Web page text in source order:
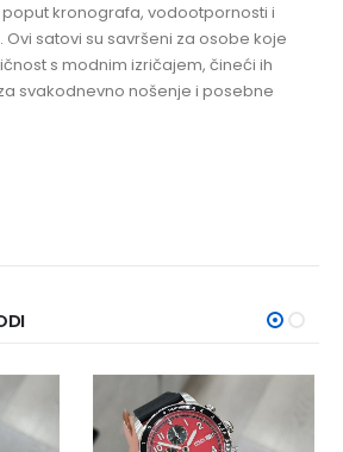
kronografa, vodootpornosti i
satovi su savršeni za osobe koje
s modnim izričajem, čineći ih
svakodnevno nošenje i posebne